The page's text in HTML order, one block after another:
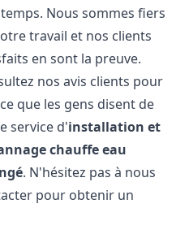
Nous sommes fiers
travail et nos clients
en sont la preuve.
nos avis clients pour
que les gens disent de
service d'installation et
chauffe eau
. N'hésitez pas à nous
pour obtenir un